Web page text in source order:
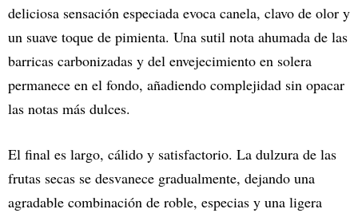
deliciosa sensación especiada evoca canela, clavo de olor y
un suave toque de pimienta. Una sutil nota ahumada de las
barricas carbonizadas y del envejecimiento en solera
permanece en el fondo, añadiendo complejidad sin opacar
las notas más dulces.
El final es largo, cálido y satisfactorio. La dulzura de las
frutas secas se desvanece gradualmente, dejando una
agradable combinación de roble, especias y una ligera